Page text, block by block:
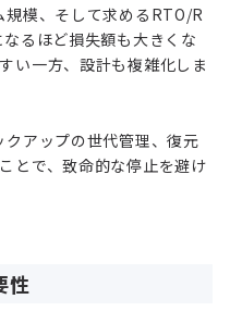
模、そして求めるRTO/R
るほど損失額も大きくな
い一方、設計も複雑化しま
アップの世代管理、復元
とで、致命的な停止を避け
性